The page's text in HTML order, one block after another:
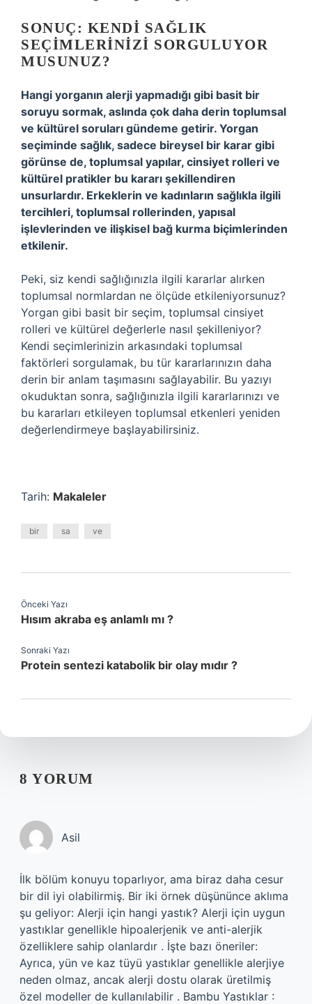
SONUÇ: KENDI SAĞLIK
SEÇIMLERINIZI SORGULUYOR
MUSUNUZ?
Hangi yorganın alerji yapmadığı gibi basit bir
soruyu sormak, aslında çok daha derin toplumsal
ve kültürel soruları gündeme getirir. Yorgan
seçiminde sağlık, sadece bireysel bir karar gibi
görünse de, toplumsal yapılar, cinsiyet rolleri ve
kültürel pratikler bu kararı şekillendiren
unsurlardır. Erkeklerin ve kadınların sağlıkla ilgili
tercihleri, toplumsal rollerinden, yapısal
işlevlerinden ve ilişkisel bağ kurma biçimlerinden
etkilenir.
Peki, siz kendi sağlığınızla ilgili kararlar alırken
toplumsal normlardan ne ölçüde etkileniyorsunuz?
Yorgan gibi basit bir seçim, toplumsal cinsiyet
rolleri ve kültürel değerlerle nasıl şekilleniyor?
Kendi seçimlerinizin arkasındaki toplumsal
faktörleri sorgulamak, bu tür kararlarınızın daha
derin bir anlam taşımasını sağlayabilir. Bu yazıyı
okuduktan sonra, sağlığınızla ilgili kararlarınızı ve
bu kararları etkileyen toplumsal etkenleri yeniden
değerlendirmeye başlayabilirsiniz.
Tarih: Makaleler
bir sa ve
Önceki Yazı
Hısım akraba eş anlamlı mı ?
Sonraki Yazı
Protein sentezi katabolik bir olay mıdır ?
8 YORUM
Asil
İlk bölüm konuyu toparlıyor, ama biraz daha cesur
bir dil iyi olabilirmiş. Bir iki örnek düşününce aklıma
şu geliyor: Alerji için hangi yastık? Alerji için uygun
yastıklar genellikle hipoalerjenik ve anti-alerjik
özelliklere sahip olanlardır . İşte bazı öneriler:
Ayrıca, yün ve kaz tüyü yastıklar genellikle alerjiye
neden olmaz, ancak alerji dostu olarak üretilmiş
özel modeller de kullanılabilir . Bambu Yastıklar :